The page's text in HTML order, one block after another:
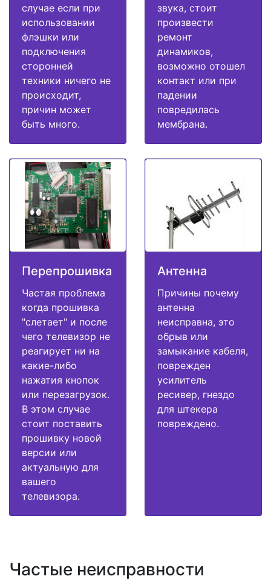
случае если при
использовании
флэшки или
подключения
сторонней
техники ничего не
происходит,
причин может
быть много.
звука, стоит
произвести
ремонт
динамиков,
возможно отошел
контакт или при
падении
повредилась
мембрана.
Перепрошивка
Частая проблема
когда прошивка
"слетает" и после
чего телевизор не
реагирует ни на
какие-либо
нажатия кнопок
или перезагрузок.
В этом случае
стоит поставить
прошивку новой
версии или
актуальную для
вашего
телевизора.
Антенна
Причины почему
антенна
неисправна, это
обрыв или
замыкание кабеля,
поврежден
усилитель
ресивер, гнездо
для штекера
повреждено.
Частые неисправности